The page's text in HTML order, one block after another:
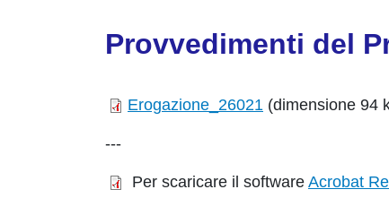
Provvedimenti del
Erogazione_26021 (dimensione 94
---
Per scaricare il software Acrobat